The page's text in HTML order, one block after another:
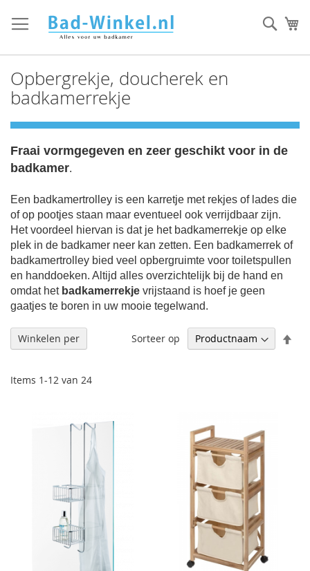
direct
door
inhoud
Opbergrekje, doucherek en
badkamerrekje
Fraai vormgegeven en zeer geschikt voor in de
badkamer.
Een badkamertrolley is een karretje met rekjes of lades die
of op pootjes staan maar eventueel ook verrijdbaar zijn.
Het voordeel hiervan is dat je het badkamerrekje op elke
plek in de badkamer neer kan zetten. Een badkamerrek of
badkamertrolley bied veel opbergruimte voor toiletspullen
en handdoeken. Altijd alles overzichtelijk bij de hand en
omdat het badkamerrekje vrijstaand is hoef je geen
gaatjes te boren in uw mooie tegelwand.
Items 1-12 van 24
Sorteer op
Winkelen per